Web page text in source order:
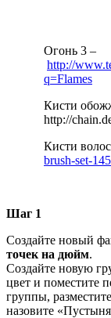
Огонь 3 –
http://
q=Flames
Кисти
http://
Кисти
brush-set-
Шаг 1
Создайте новый
точек на дюйм.
Создайте новую
цвет и поместите
группы,
назовите